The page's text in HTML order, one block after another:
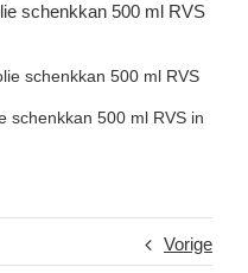
schenkkan 500 ml RVS
schenkkan 500 ml RVS
schenkkan 500 ml RVS in
Vorige